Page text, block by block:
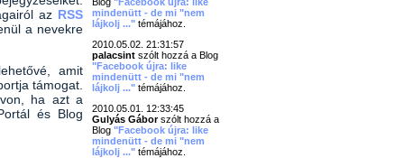
az RSS
a nevekre
amit
támogat.
ha azt a
és Blog
mindenütt - de mi "nem
lájkolj ..." témájához.
2010.05.02. 21:31:57
palacsint szólt hozzá a Blog
"Facebook újra: like
mindenütt - de mi "nem
lájkolj ..." témájához.
2010.05.01. 12:33:45
Gulyás Gáborszólt hozzá a
Blog "Facebook újra: like
mindenütt - de mi "nem
lájkolj ..." témájához.